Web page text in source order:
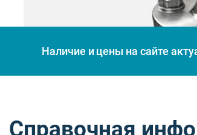
Наличие и цены на сайте
Справочная